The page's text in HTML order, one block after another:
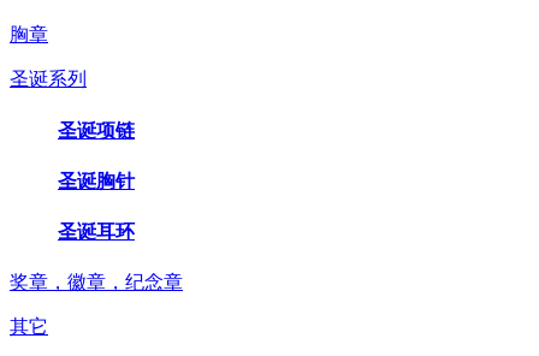
胸章
圣诞系列
圣诞项链
圣诞胸针
圣诞耳环
奖章，徽章，纪念章
其它